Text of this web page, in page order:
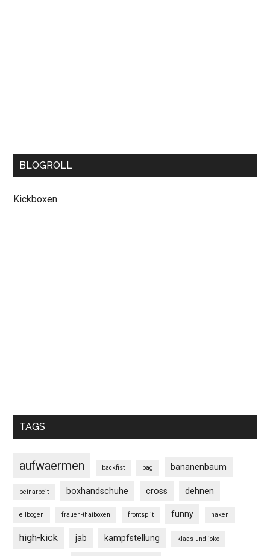
BLOGROLL
Kickboxen
TAGS
aufwaermen backfist bag bananenbaum
beinarbeit boxhandschuhe cross dehnen
ellbogen frauen-thaiboxen frontsplit funny haken
high-kick jab kampfstellung klaas und joko